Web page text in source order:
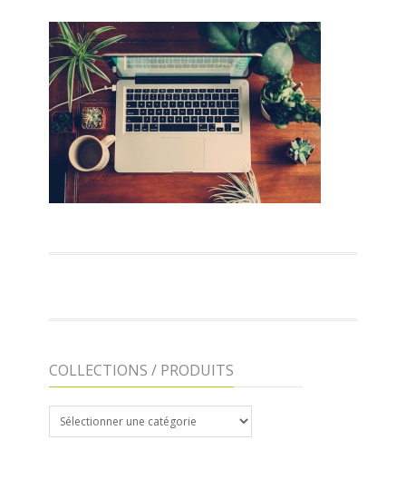
COLLECTIONS / PRODUITS
COLLECTIONS